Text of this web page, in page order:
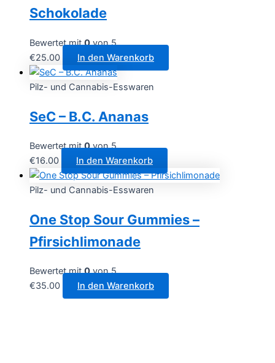
Schokolade
Bewertet mit0von 5
€25.00 In den Warenkorb
Pilz- und Cannabis-Esswaren
SeC – B.C. Ananas
Bewertet mit0von 5
€16.00 In den Warenkorb
Pilz- und Cannabis-Esswaren
One Stop Sour Gummies –
Pfirsichlimonade
Bewertet mit0von 5
€35.00 In den Warenkorb